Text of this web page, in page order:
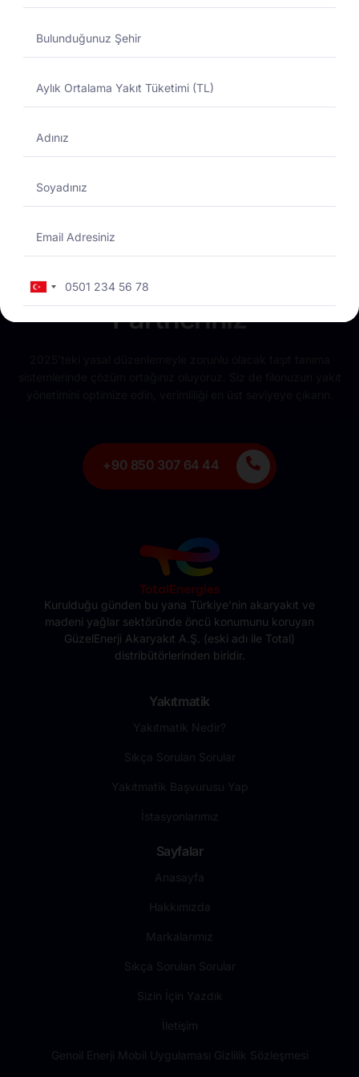
Yakıtmatik Nedir?
Yakıtmatikte Güvenilir
Partneriniz
+90 850 307 64 44
Kurulduğu günden bu yana Türkiye’nin akaryakıt ve
madeni yağlar sektöründe öncü konumunu koruyan
GüzelEnerji Akaryakıt A.Ş. (eski adı ile Total)
distribütörlerinden biridir.
Yakıtmatik
Yakıtmatik Nedir?
Sıkça Sorulan Sorular
Yakıtmatik Başvurusu Yap
İstasyonlarımız
Sayfalar
Anasayfa
Hakkımızda
Markalarımız
Sıkça Sorulan Sorular
Sizin İçin Yazdık
İletişim
Genoil Enerji Mobil Uygulaması Gizlilik Sözleşmesi
Turkey
+90